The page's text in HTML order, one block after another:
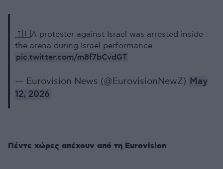
🇮🇱A protester against Israel was arrested inside
the arena during Israel performance
pic.twitter.com/m8f7bCvdGT
— Eurovision News (@EurovisionNewZ) May
12, 2026
Πέντε χώρες απέχουν από τη Eurovision